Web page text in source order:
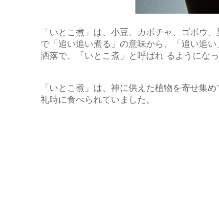
「いとこ煮」は、小豆、カボチャ、ゴボウ
で「追い追い煮る」の意味から、「追い追
洒落で、「いとこ煮」と呼ばれ るようにな
「いとこ煮」は、神に供えた植物を寄せ集
礼時に食べられていました。